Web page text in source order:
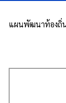
แผนพัฒนาท้องถิ่น